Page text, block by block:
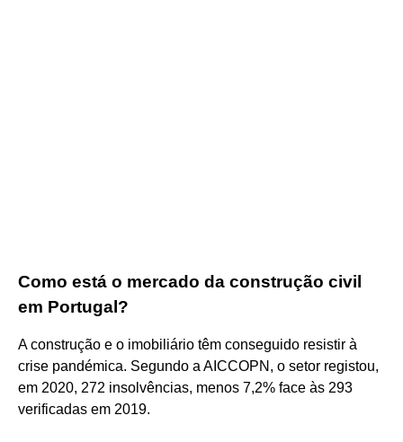
Como está o mercado da construção civil
em Portugal?
A construção e o imobiliário têm conseguido resistir à
crise pandémica. Segundo a AICCOPN, o setor registou,
em 2020, 272 insolvências, menos 7,2% face às 293
verificadas em 2019.